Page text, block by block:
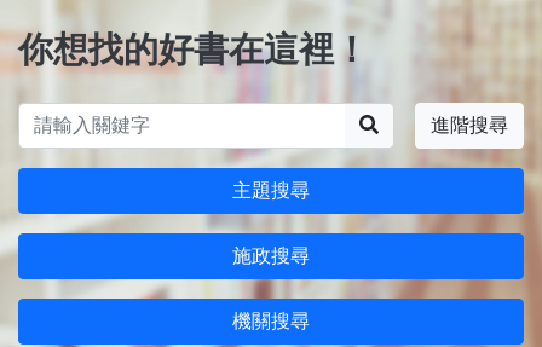
你想找的好書在這裡！
進階搜尋
主題搜尋
施政搜尋
機關搜尋